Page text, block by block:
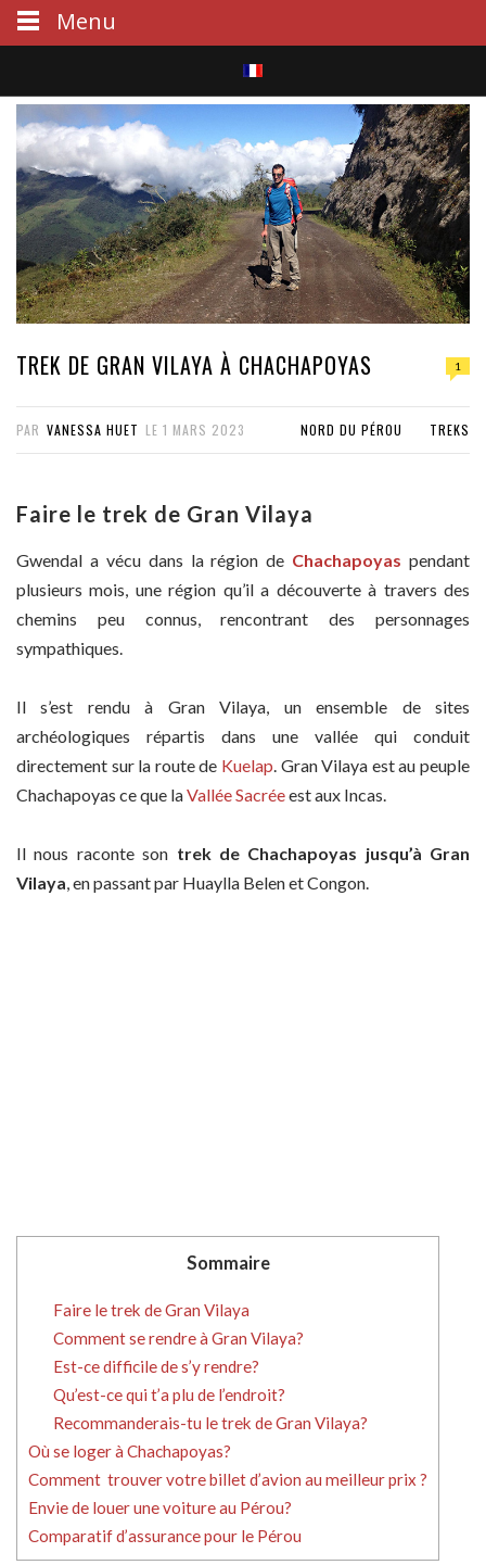
S
e
a
r
c
h
TREK DE GRAN VILAYA À CHACHAPOYAS 1
PAR VANESSA HUET LE 1 MARS 2023 NORD DU PÉROU TREKS
Faire le trek de Gran Vilaya
Gwendal a vécu dans la région de Chachapoyas pendant
plusieurs mois, une région qu’il a découverte à travers des
chemins peu connus, rencontrant des personnages
sympathiques.
Il s’est rendu à Gran Vilaya, un ensemble de sites
archéologiques répartis dans une vallée qui conduit
directement sur la route de Kuelap. Gran Vilaya est au peuple
Chachapoyas ce que laVallée Sacréeest aux Incas.
Il nous raconte son trek de Chachapoyas jusqu’à Gran
Vilaya, en passant par Huaylla Belen et Congon.
Sommaire
Faire le trek de Gran Vilaya
Comment se rendre à Gran Vilaya?
Est-ce difficile de s’y rendre?
Qu’est-ce qui t’a plu de l’endroit?
Recommanderais-tu le trek de Gran Vilaya?
Où se loger à Chachapoyas?
Comment trouver votre billet d’avion au meilleur prix ?
Envie de louer une voiture au Pérou?
Comparatif d’assurance pour le Pérou
Menu